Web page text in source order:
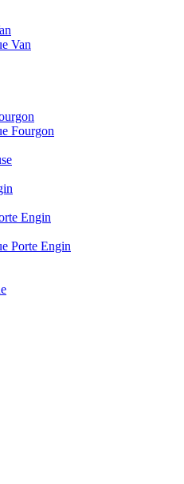
Van
Fourgon
Engin
Porte Engin